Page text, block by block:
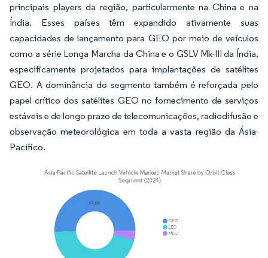
principais players da região, particularmente na China e na
Índia. Esses países têm expandido ativamente suas
capacidades de lançamento para GEO por meio de veículos
como a série Longa Marcha da China e o GSLV Mk-III da Índia,
especificamente projetados para implantações de satélites
GEO. A dominância do segmento também é reforçada pelo
papel crítico dos satélites GEO no fornecimento de serviços
estáveis e de longo prazo de telecomunicações, radiodifusão e
observação meteorológica em toda a vasta região da Ásia-
Pacífico.